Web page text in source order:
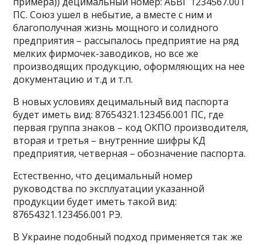
ПС. Союз ушел в небытие, а вместе с ним и
благополучная жизнь мощного и солидного
предприятия – рассыпалось предприятие на ряд
мелких фирмочек-заводиков, но все же
производящих продукцию, оформляющих на нее
документацию и т.д и т.п.
В новых условиях децимальный вид паспорта
будет иметь вид: 87654321.123456.001 ПС, где
первая группа знаков – код ОКПО производителя,
вторая и третья – внутренние шифры КД
предприятия, четверная – обозначение паспорта.
Естественно, что децимальный номер
руководства по эксплуатации указанной
продукции будет иметь такой вид:
87654321.123456.001 РЭ.
В Украине подобный подход применяется так же